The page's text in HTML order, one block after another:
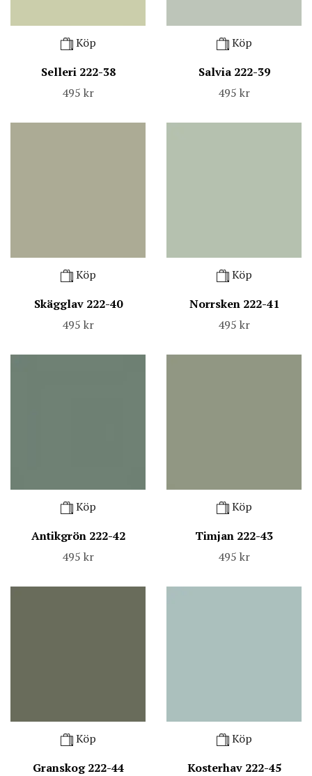
Köp
Selleri 222-38
495 kr
Köp
Salvia 222-39
495 kr
Köp
Skägglav 222-40
495 kr
Köp
Norrsken 222-41
495 kr
Köp
Antikgrön 222-42
495 kr
Köp
Timjan 222-43
495 kr
Köp
Granskog 222-44
Köp
Kosterhav 222-45